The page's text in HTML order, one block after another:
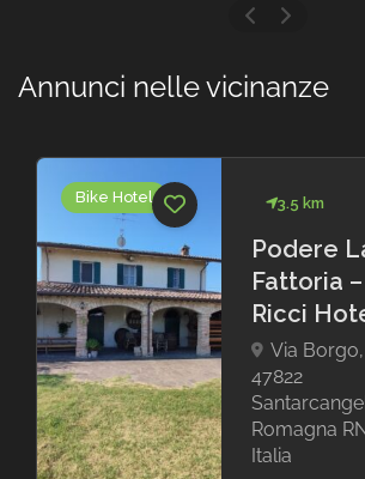
Annunci nelle vicinanze
Bike Hotel 3.5 km
Podere
Fattoria –
Ricci
Via Borgo,
47822
Romagna
Italia